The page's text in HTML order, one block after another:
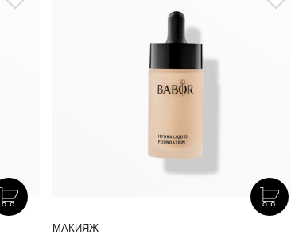
МАКИЯЖ